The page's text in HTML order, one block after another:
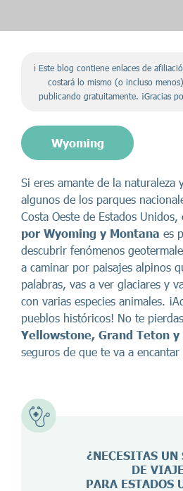
ℹ️ Este blog contiene enlaces de
costará lo mismo (o incluso
publicando gratuitamente. ¡Gracias
Wyoming
Si eres amante de la naturaleza
algunos de los parques
Costa Oeste de Estados Unidos,
por Wyoming y Montana es
descubrir fenómenos
a caminar por paisajes alpinos
palabras, vas a ver glaciares y
con varias especies animales.
pueblos históricos! No te
Yellowstone, Grand Teton y
seguros de que te va a encantar
¿NECESITAS UN
DE VIAJE
PARA ESTADOS